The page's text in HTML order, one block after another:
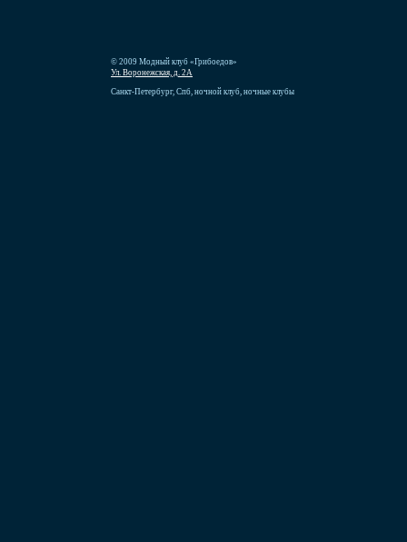
© 2009 Модный клуб «Грибоедов»
Ул. Воронежская, д. 2А
Санкт-Петербург, Спб, ночной клуб, ночные клубы